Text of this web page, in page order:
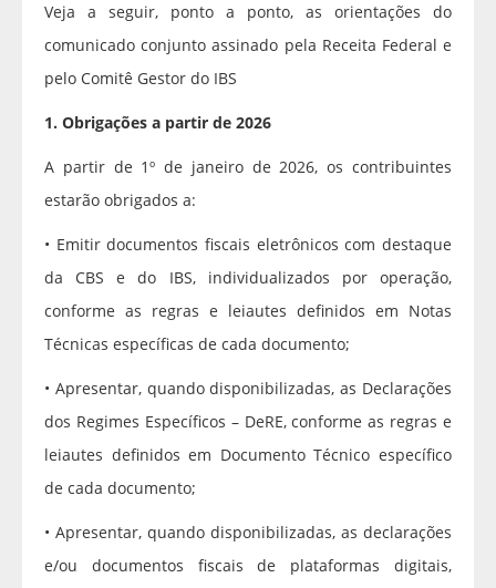
Veja a seguir, ponto a ponto, as orientações do
comunicado conjunto assinado pela Receita Federal e
pelo Comitê Gestor do IBS
1. Obrigações a partir de 2026
A partir de 1º de janeiro de 2026, os contribuintes
estarão obrigados a:
• Emitir documentos fiscais eletrônicos com destaque
da CBS e do IBS, individualizados por operação,
conforme as regras e leiautes definidos em Notas
Técnicas específicas de cada documento;
• Apresentar, quando disponibilizadas, as Declarações
dos Regimes Específicos – DeRE, conforme as regras e
leiautes definidos em Documento Técnico específico
de cada documento;
• Apresentar, quando disponibilizadas, as declarações
e/ou documentos fiscais de plataformas digitais,